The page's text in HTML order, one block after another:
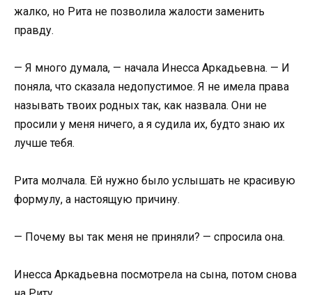
жалко, но Рита не позволила жалости заменить
правду.
— Я много думала, — начала Инесса Аркадьевна. — И
поняла, что сказала недопустимое. Я не имела права
называть твоих родных так, как назвала. Они не
просили у меня ничего, а я судила их, будто знаю их
лучше тебя.
Рита молчала. Ей нужно было услышать не красивую
формулу, а настоящую причину.
— Почему вы так меня не приняли? — спросила она.
Инесса Аркадьевна посмотрела на сына, потом снова